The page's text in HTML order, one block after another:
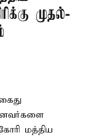
முதல்-
மத்திய